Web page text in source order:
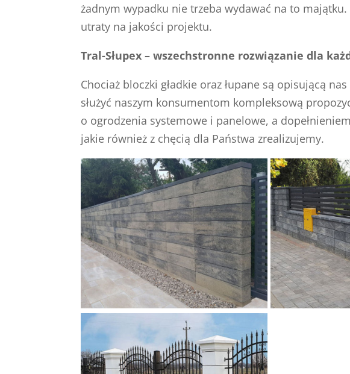
żadnym wypadku nie trzeba wydawać na to
utraty na jakości projektu.
Tral-Słupex – wszechstronne rozwiązanie dla
Chociaż bloczki gładkie oraz łupane są opisującą
służyć naszym konsumentom kompleksową
o ogrodzenia systemowe i panelowe, a
jakie również z chęcią dla Państwa zrealizujemy.